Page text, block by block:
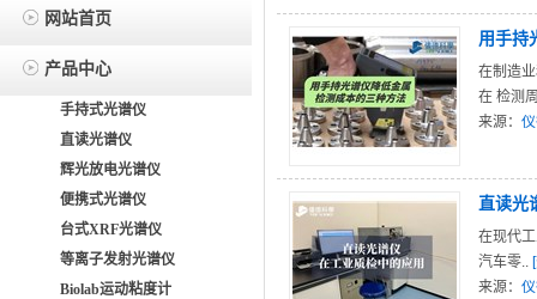
网站首页
产品中心
手持式光谱仪
直读光谱仪
辉光放电光谱仪
便携式光谱仪
台式XRF光谱仪
等离子发射光谱仪
Biolab运动粘度计
用手持
在制造
在 检测
来源：
直读光
在现代
汽车零..
来源：